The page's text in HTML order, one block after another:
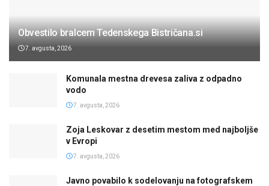
Obvestilo bralcem Tedenskega Bistričana.si
7. avgusta, 2026
Komunala mestna drevesa zaliva z odpadno
vodo
7. avgusta, 2026
Zoja Leskovar z desetim mestom med najboljše
v Evropi
7. avgusta, 2026
Javno povabilo k sodelovanju na fotografskem